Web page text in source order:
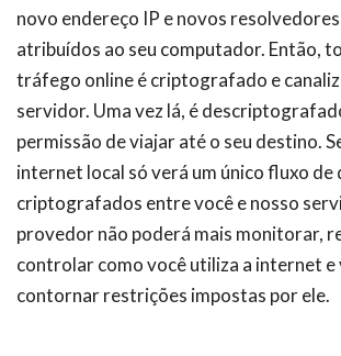
novo endereço IP e novos resolvedores
atribuídos ao seu computador. Então,
tráfego online é criptografado e
servidor. Uma vez lá, é
permissão de viajar até o seu destino.
internet local só verá um único fluxo de
criptografados entre você e nosso
provedor não poderá mais monitorar,
controlar como você utiliza a internet e
contornar restrições impostas por ele.